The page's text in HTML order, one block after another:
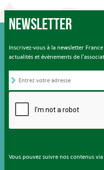
Newsletter
Inscrivez-vous à la newsletter
actualités et évènements de
Vous pouvez suivre nos contenus